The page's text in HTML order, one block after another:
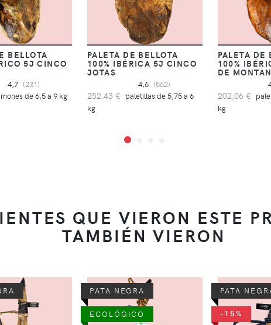
BELLOTA
5J CINCO
4,7 (231)
de 6,5 a 9 kg
PALETA DE BELLOTA
100% IBÉRICA 5J CINCO
JOTAS
4,6 (562)
252,43 € paletillas de 5,75 a 6
kg
PALETA DE
100%
DE
202,06 €
kg
QUE VIERON ESTE
TAMBIÉN VIERON
PATA NEGRA
ECOLÓGICO
PATA
-15%